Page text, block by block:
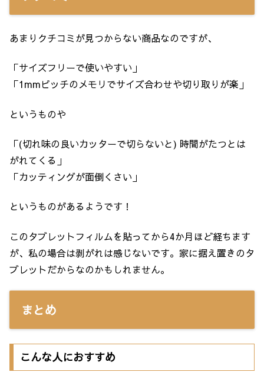
あまりクチコミが見つからない商品なのですが、
「サイズフリーで使いやすい」
「1mmピッチのメモリでサイズ合わせや切り取りが楽」
というものや
「(切れ味の良いカッターで切らないと) 時間がたつとは
がれてくる」
「カッティングが面倒くさい」
というものがあるようです！
このタブレットフィルムを貼ってから4か月ほど経ちます
が、私の場合は剥がれは感じないです。家に据え置きのタ
ブレットだからなのかもしれません。
まとめ
こんな人におすすめ